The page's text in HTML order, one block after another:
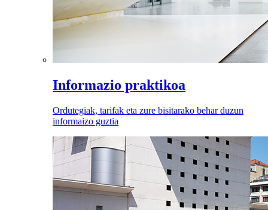
Informazio praktikoa
Ordutegiak, tarifak eta zure bisitarako behar duzun
informaizo guztia